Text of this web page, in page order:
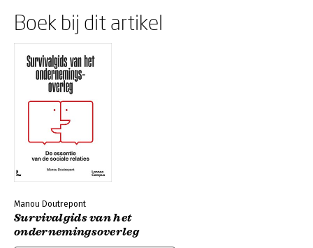
Boek bij dit artikel
Manou Doutrepont
Survivalgids van het
ondernemingsoverleg